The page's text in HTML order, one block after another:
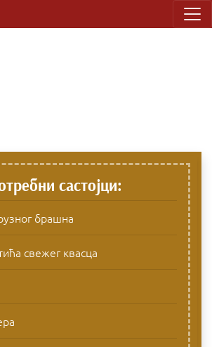
састојци:
брашна
свежег квасца